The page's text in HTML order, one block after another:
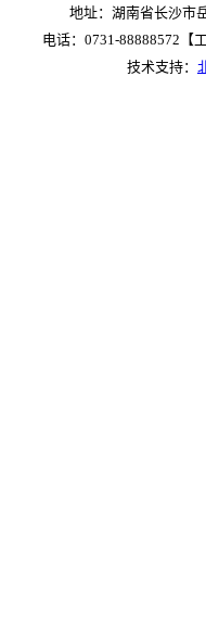
地址：湖南省长沙市
电话：0731-88888572【
技术支持：